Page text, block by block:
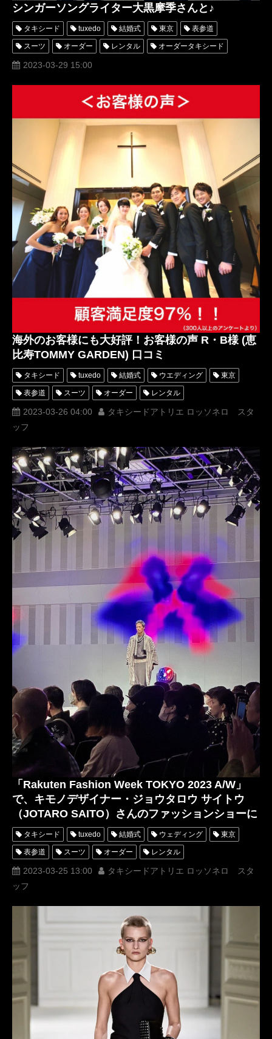
シンガーソングライター大黒摩季さんと♪
タキシード tuxedo 結婚式 東京 表参道
スーツ オーダー レンタル オーダータキシード
レンタルタキシード
オーダータキシード東京 オーダータキシード名古屋
新郎衣装 レンタルタキシード東京
レンタルタキシード名古屋 横浜 當間ローズ
ROSSONERO
タキシードレンタル東京
MUNETAKAYOKOYAMAcouture レディースタキシード
オーダータキシード横浜 レンタルタキシード横浜 大黒摩季
あなただけ見つめてる ららら DAKARA
2023-03-29 15:00
海外のお客様にも大好評！お客様の声 R・B様 (恵
比寿TOMMY GARDEN) 口コミ
タキシード tuxedo 結婚式 ウエディング 東京
表参道 スーツ オーダー レンタル
オーダータキシード レンタルタキシード ロッソネロ
人気
オーダータキシード東京 オーダータキシード名古屋
新郎衣装 レンタルタキシード東京
レンタルタキシード名古屋 横浜 ROSSONERO
タキシードオーダー東京 タキシードレンタル東京
タキシード靴 青山 MUNETAKAYOKOYAMAcouture
オーダータキシード横浜
恵比寿トミーガーデン
2023-03-26 04:00
タキシードアトリエ ロッソネロ スタ
ッフ
「Rakuten Fashion Week TOKYO 2023 A/W」
で、キモノデザイナー・ジョウタロウ サイトウ
（JOTARO SAITO）さんのファッションショーに
招待していただきました！
タキシード tuxedo 結婚式 ウェディング 東京
表参道 スーツ オーダー レンタル
オーダータキシード レンタルタキシード ロッソネロ
人気
オーダータキシード東京 オーダータキシード名古屋
新郎衣装 レンタルタキシード東京
横浜
タキシードオーダー東京 タキシードレンタル東京
青山 イタリア ミラノコレクション
PITTIUOMO PITTIIMAGINEUOMO
MUNETAKAYOKOYAMAcouture MILANOFASHIONWEEK
オーダータキシード横浜
2023-03-25 13:00
タキシードアトリエ ロッソネロ スタ
ッフ